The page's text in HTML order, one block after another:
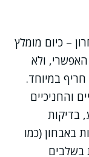
– כיום מומלץ
ולא
במיוחד.
והחניכיים
בדיקות
באבחון (כמו
בשלבים